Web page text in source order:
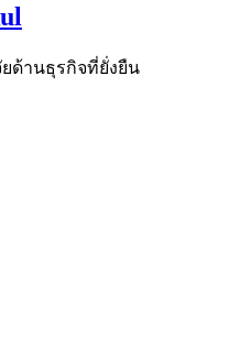
ด้านธุรกิจที่ยั่งยืน